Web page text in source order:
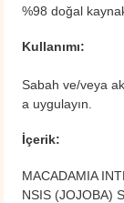
%98 doğal
Kullanımı:
Sabah ve/veya
a uygulayın.
İçerik:
MACADAMIA
NSIS (JOJOBA)